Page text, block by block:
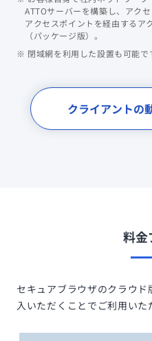
ATTOサーバーを構築し、アク
アクセスポイントを経由するア
（パッケージ版）。
※ 閉域網を利用した設置も可能で
クライアントの
料金
セキュアブラウザのクラウ
入いただくことでご利用いた